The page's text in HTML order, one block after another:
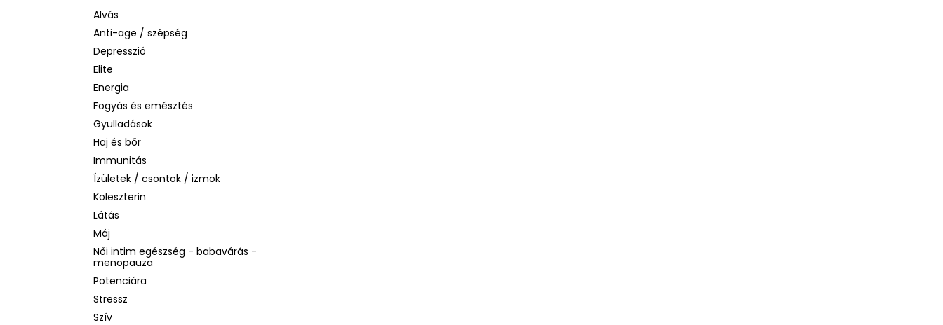
Alvás
Anti-age / szépség
Depresszió
Elite
Energia
Fogyás és emésztés
Gyulladások
Haj és bőr
Immunitás
Ízületek / csontok / izmok
Koleszterin
Látás
Máj
Női intim egészség - babavárás -
menopauza
Potenciára
Stressz
Szív
LA ROCHE-POSAY B5 RÁNCTALANÍTÓ
SZÉRUM ÉRZÉKENY BŐRRE, 10 ML
1 760 Ft
Korábbi: 4 580 Ft